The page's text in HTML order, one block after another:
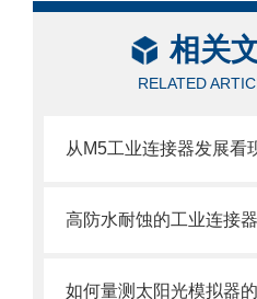
相关
RELATED
从M5工业连接器发展看
如何量测太阳光模拟器